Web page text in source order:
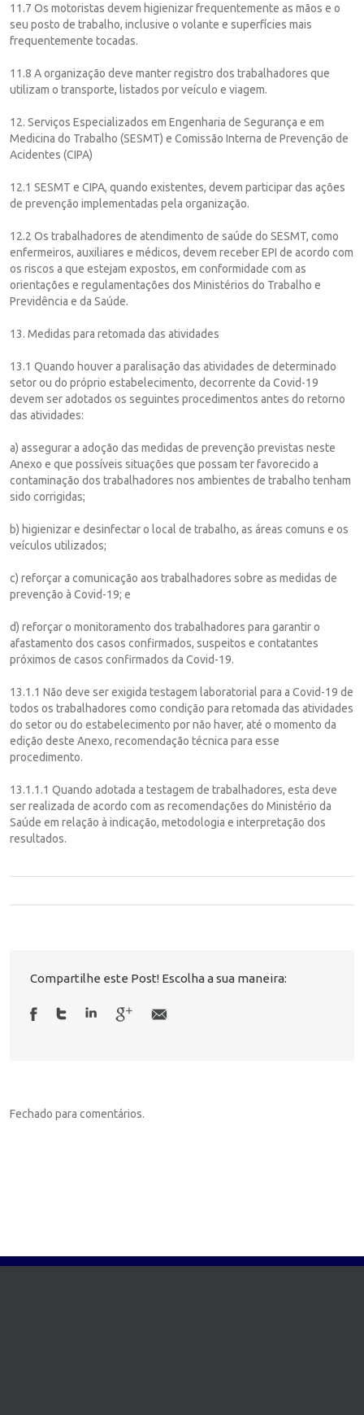
11.7 Os motoristas devem higienizar frequentemente as mãos e o
seu posto de trabalho, inclusive o volante e superfícies mais
frequentemente tocadas.
11.8 A organização deve manter registro dos trabalhadores que
utilizam o transporte, listados por veículo e viagem.
12. Serviços Especializados em Engenharia de Segurança e em
Medicina do Trabalho (SESMT) e Comissão Interna de Prevenção de
Acidentes (CIPA)
12.1 SESMT e CIPA, quando existentes, devem participar das ações
de prevenção implementadas pela organização.
12.2 Os trabalhadores de atendimento de saúde do SESMT, como
enfermeiros, auxiliares e médicos, devem receber EPI de acordo com
os riscos a que estejam expostos, em conformidade com as
orientações e regulamentações dos Ministérios do Trabalho e
Previdência e da Saúde.
13. Medidas para retomada das atividades
13.1 Quando houver a paralisação das atividades de determinado
setor ou do próprio estabelecimento, decorrente da Covid-19
devem ser adotados os seguintes procedimentos antes do retorno
das atividades:
a) assegurar a adoção das medidas de prevenção previstas neste
Anexo e que possíveis situações que possam ter favorecido a
contaminação dos trabalhadores nos ambientes de trabalho tenham
sido corrigidas;
b) higienizar e desinfectar o local de trabalho, as áreas comuns e os
veículos utilizados;
c) reforçar a comunicação aos trabalhadores sobre as medidas de
prevenção à Covid-19; e
d) reforçar o monitoramento dos trabalhadores para garantir o
afastamento dos casos confirmados, suspeitos e contatantes
próximos de casos confirmados da Covid-19.
13.1.1 Não deve ser exigida testagem laboratorial para a Covid-19 de
todos os trabalhadores como condição para retomada das atividades
do setor ou do estabelecimento por não haver, até o momento da
edição deste Anexo, recomendação técnica para esse
procedimento.
13.1.1.1 Quando adotada a testagem de trabalhadores, esta deve
ser realizada de acordo com as recomendações do Ministério da
Saúde em relação à indicação, metodologia e interpretação dos
resultados.
Compartilhe este Post! Escolha a sua maneira:
Fechado para comentários.